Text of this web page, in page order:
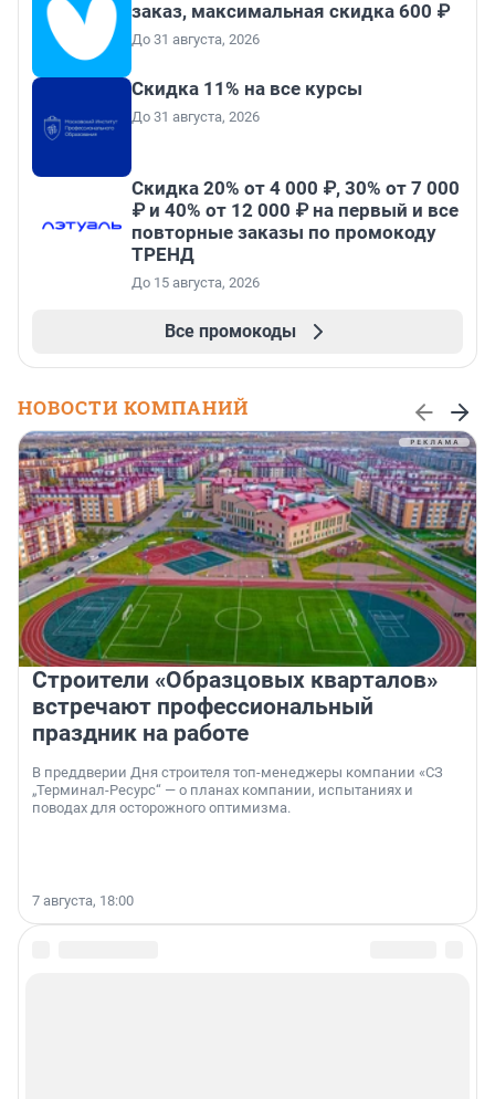
заказ, максимальная скидка 600 ₽
До 31 августа, 2026
Скидка 11% на все курсы
До 31 августа, 2026
Скидка 20% от 4 000 ₽, 30% от 7 000
₽ и 40% от 12 000 ₽ на первый и все
повторные заказы по промокоду
ТРЕНД
До 15 августа, 2026
Все промокоды
НОВОСТИ КОМПАНИЙ
Строители «Образцовых кварталов»
встречают профессиональный
праздник на работе
В преддверии Дня строителя топ-менеджеры компании «СЗ
„Терминал-Ресурс“ — о планах компании, испытаниях и
поводах для осторожного оптимизма.
7 августа, 18:00